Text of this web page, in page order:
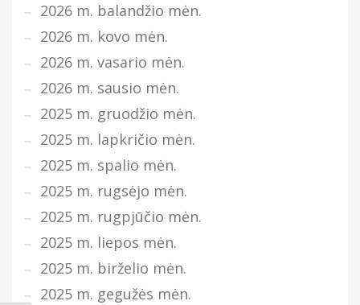
2026 m. balandžio mėn.
2026 m. kovo mėn.
2026 m. vasario mėn.
2026 m. sausio mėn.
2025 m. gruodžio mėn.
2025 m. lapkričio mėn.
2025 m. spalio mėn.
2025 m. rugsėjo mėn.
2025 m. rugpjūčio mėn.
2025 m. liepos mėn.
2025 m. birželio mėn.
2025 m. gegužės mėn.